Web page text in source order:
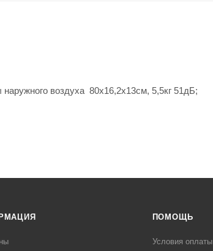
воздуха 80х16,2х13см, 5,5кг 51дБ;
ПОМОЩЬ
Условия оплаты